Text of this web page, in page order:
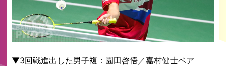
▼3回戦進出した男子複：園田啓悟／嘉村健士ペア